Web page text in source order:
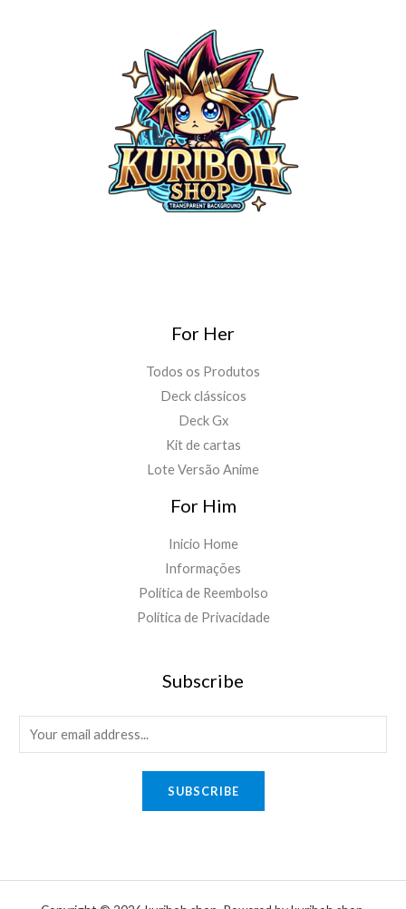
For Her
Todos os Produtos
Deck clássicos
Deck Gx
Kit de cartas
Lote Versão Anime
For Him
Inicio Home
Informações
Política de Reembolso
Política de Privacidade
Subscribe
m
SUBSCRIBE